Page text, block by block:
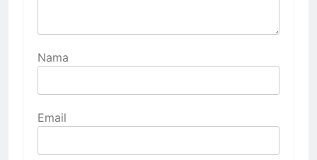
Nama
Email